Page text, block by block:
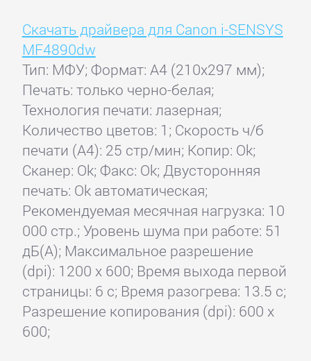
Скачать драйвера для Canon i-SENSYS
MF4890dw
Тип: МФУ; Формат: A4 (210x297 мм);
Печать: только черно-белая;
Технология печати: лазерная;
Количество цветов: 1; Скорость ч/б
печати (А4): 25 стр/мин; Копир: Ok;
Сканер: Ok; Факс: Ok; Двусторонняя
печать: Ok автоматическая;
Рекомендуемая месячная нагрузка: 10
000 стр.; Уровень шума при работе: 51
дБ(А); Максимальное разрешение
(dpi): 1200 x 600; Время выхода первой
страницы: 6 с; Время разогрева: 13.5 с;
Разрешение копирования (dpi): 600 x
600;